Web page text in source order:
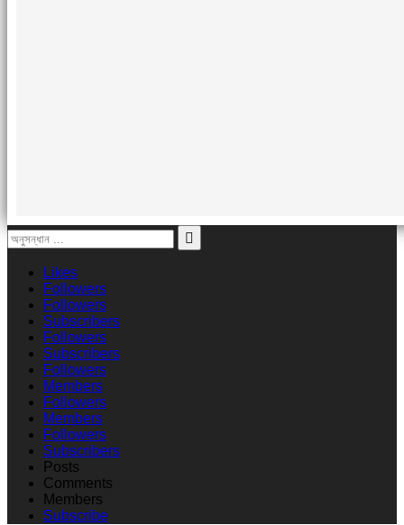
Likes
Followers
Followers
Subscribers
Followers
Subscribers
Followers
Members
Followers
Members
Followers
Subscribers
Posts
Comments
Members
Subscribe